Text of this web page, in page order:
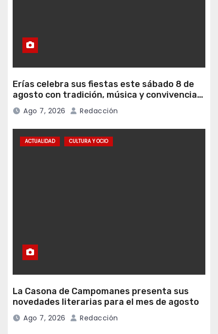
Erías celebra sus fiestas este sábado 8 de
agosto con tradición, música y convivencia
vecinal
Ago 7, 2026 Redacción
ACTUALIDAD CULTURA Y OCIO
La Casona de Campomanes presenta sus
novedades literarias para el mes de agosto
Ago 7, 2026 Redacción